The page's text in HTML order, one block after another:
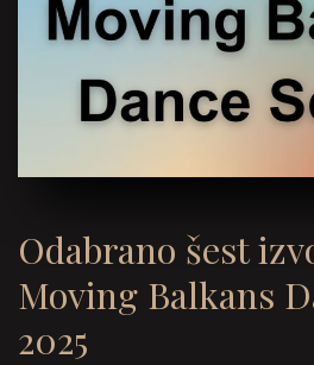
Odabrano šest
Moving Balkans
2025